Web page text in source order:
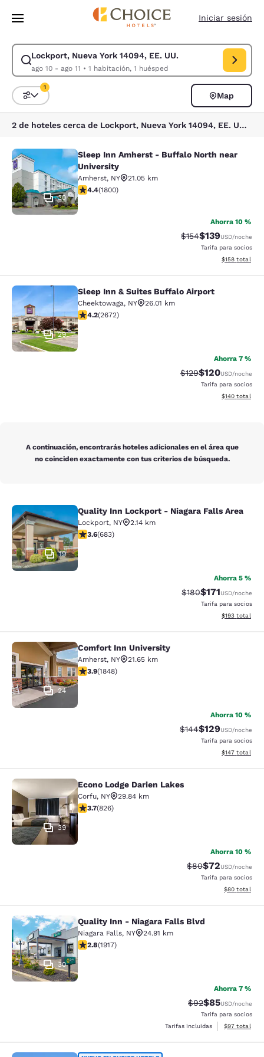
Pasar A Contenido Principal
Iniciar sesión
Lockport, Nueva York 14094, EE. UU.
ago 10 - ago 11 • 1 habitación, 1 huésped
Modificar la búsqueda de Lockport, Nueva York 14094, EE. UU.. Fecha
Ordenar y filtrar
1
Map
2 de hoteles cerca de Lockport, Nueva York 14094, EE. UU. coinciden con tus filtros
Sleep Inn Amherst - Buffalo North
30
Sleep Inn Amherst - Buffalo North near
University
Amherst, NY
21.05 km
calificación de 4.38 estrellas. Excelente. 1800 reseñas
4.4(1800)
Ahorra 10 %
Precio tachado:
$154Precio con
$139USD/noche
Tarifa para socios
Ver detalles
$158 total
Sleep Inn & Suites Buffalo Airport
29
Sleep Inn & Suites Buffalo Airport
Cheektowaga, NY
26.01 km
calificación de 4.19 estrellas. Muy bueno. 2672
4.2(2672)
Ahorra 7 %
Precio tachado:
$129Precio con
$120USD/noche
Tarifa para socios
Ver detalles
$140 total
A continuación, encontrarás hoteles adicionales en el área que
no coinciden exactamente con tus criterios de búsqueda.
Quality Inn Lockport - Niagara Falls
19
Quality Inn Lockport - Niagara Falls Area
Lockport, NY
2.14 km
calificación de 3.59 estrellas. Bueno. 683 reseñas
3.6(683)
Ahorra 5 %
Precio tachado:
$180Precio con
$171USD/noche
Tarifa para socios
Ver detalles
$193 total
Comfort Inn University
24
Comfort Inn University
Amherst, NY
21.65 km
calificación de 3.88 estrellas. Bueno. 1848 reseñas
3.9(1848)
Ahorra 10 %
Precio tachado:
$144Precio con
$129USD/noche
Tarifa para socios
Ver detalles
$147 total
Econo Lodge Darien Lakes
39
Econo Lodge Darien Lakes
Corfu, NY
29.84 km
calificación de 3.69 estrellas. Bueno. 826 reseñas
3.7(826)
Ahorra 10 %
Precio tachado:
$80Precio con
$72USD/noche
Tarifa para socios
Ver detalles
$80 total
Quality Inn - Niagara Falls Blvd
30
Quality Inn - Niagara Falls Blvd
Niagara Falls, NY
24.91 km
calificación de 2.8 estrellas. Feria. 1917 reseñas
2.8(1917)
Ahorra 7 %
Precio tachado:
$92Precio con
$85USD/noche
Tarifa para socios
Tarifas incluidas
Ver detalles
$97 total